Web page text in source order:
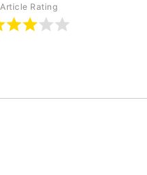
Article Rating